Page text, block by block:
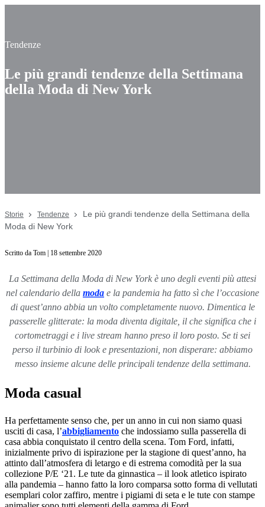
Tendenze
Le più grandi tendenze della Settimana
della Moda di New York
Storie Tendenze
Le più grandi tendenze della Settimana della
Moda di New York
Scritto da Tom | 18 settembre 2020
La Settimana della Moda di New York è uno degli eventi più attesi
nel calendario della moda e la pandemia ha fatto sì che l’occasione
di quest’anno abbia un volto completamente nuovo. Dimentica le
passerelle glitterate: la moda diventa digitale, il che significa che i
cortometraggi e i live stream hanno preso il loro posto. Se ti sei
perso il turbinio di look e presentazioni, non disperare: abbiamo
messo insieme alcune delle principali tendenze della settimana.
Moda casual
Ha perfettamente senso che, per un anno in cui non siamo quasi
usciti di casa, l’abbigliamento che indossiamo sulla passerella di
casa abbia conquistato il centro della scena. Tom Ford, infatti,
inizialmente privo di ispirazione per la stagione di quest’anno, ha
attinto dall’atmosfera di letargo e di estrema comodità per la sua
collezione P/E ‘21. Le tute da ginnastica – il look atletico ispirato
alla pandemia – hanno fatto la loro comparsa sotto forma di vellutati
esemplari color zaffiro, mentre i pigiami di seta e le tute con stampe